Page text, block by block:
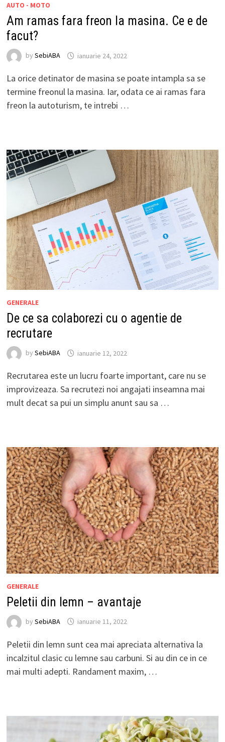
AUTO - MOTO
Am ramas fara freon la masina. Ce e de
facut?
by SebiABA ianuarie 24, 2022
La orice detinator de masina se poate intampla sa se
termine freonul la masina. Iar, odata ce ai ramas fara
freon la autoturism, te intrebi …
GENERALE
De ce sa colaborezi cu o agentie de
recrutare
by SebiABA ianuarie 12, 2022
Recrutarea este un lucru foarte important, care nu se
improvizeaza. Sa recrutezi noi angajati inseamna mai
mult decat sa pui un simplu anunt sau sa …
GENERALE
Peletii din lemn – avantaje
by SebiABA ianuarie 11, 2022
Peletii din lemn sunt cea mai apreciata alternativa la
incalzitul clasic cu lemne sau carbuni. Si au din ce in ce
mai multi adepti. Randament maxim, …